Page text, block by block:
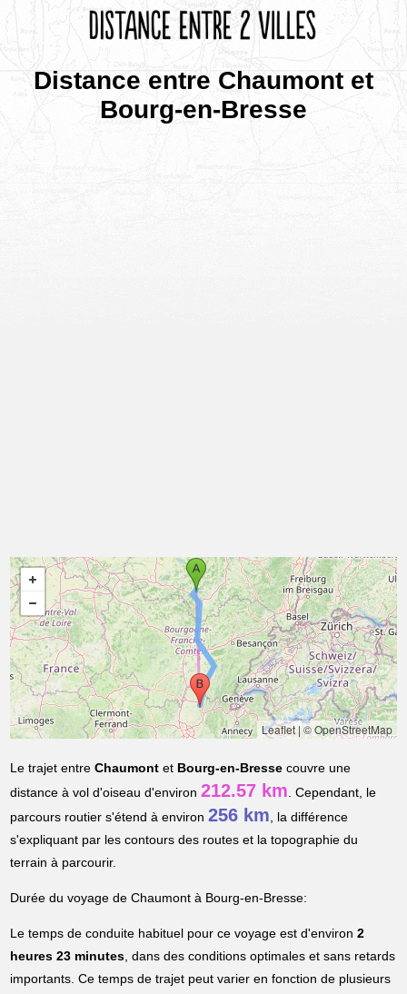
Distance entre Chaumont et
Bourg-en-Bresse
Leaflet|© OpenStreetMap
Le trajet entreChaumont et Bourg-en-Bresse couvre une
distance à vol d'oiseau d'environ212.57 km. Cependant, le
parcours routier s'étend à environ256 km, la différence
s'expliquant par les contours des routes et la topographie du
terrain à parcourir.
Durée du voyage de Chaumont à Bourg-en-Bresse:
Le temps de conduite habituel pour ce voyage est d'environ2
heures 23 minutes, dans des conditions optimales et sans retards
importants. Ce temps de trajet peut varier en fonction de plusieurs